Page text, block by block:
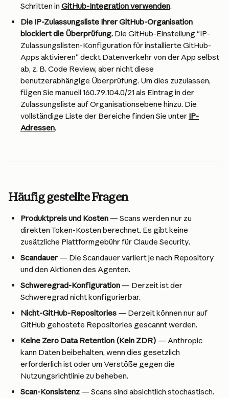
Schritten in GitHub-Integration verwenden.
Die IP-Zulassungsliste Ihrer GitHub-Organisation
blockiert die Überprüfung. Die GitHub-Einstellung "IP-
Zulassungslisten-Konfiguration für installierte GitHub-
Apps aktivieren" deckt Datenverkehr von der App selbst
ab, z. B. Code Review, aber nicht diese
benutzerabhängige Überprüfung. Um dies zuzulassen,
fügen Sie manuell 160.79.104.0/21 als Eintrag in der
Zulassungsliste auf Organisationsebene hinzu. Die
vollständige Liste der Bereiche finden Sie unter IP-
Adressen.
Häufig gestellte Fragen
Produktpreis und Kosten — Scans werden nur zu
direkten Token-Kosten berechnet. Es gibt keine
zusätzliche Plattformgebühr für Claude Security.
Scandauer — Die Scandauer variiert je nach Repository
und den Aktionen des Agenten.
Schweregrad-Konfiguration — Derzeit ist der
Schweregrad nicht konfigurierbar.
Nicht-GitHub-Repositories — Derzeit können nur auf
GitHub gehostete Repositories gescannt werden.
Keine Zero Data Retention (Kein ZDR) — Anthropic
kann Daten beibehalten, wenn dies gesetzlich
erforderlich ist oder um Verstöße gegen die
Nutzungsrichtlinie zu beheben.
Scan-Konsistenz — Scans sind absichtlich stochastisch.